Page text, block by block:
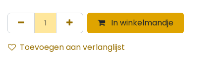
In winkelmandje
Toevoegen aan verlanglijst